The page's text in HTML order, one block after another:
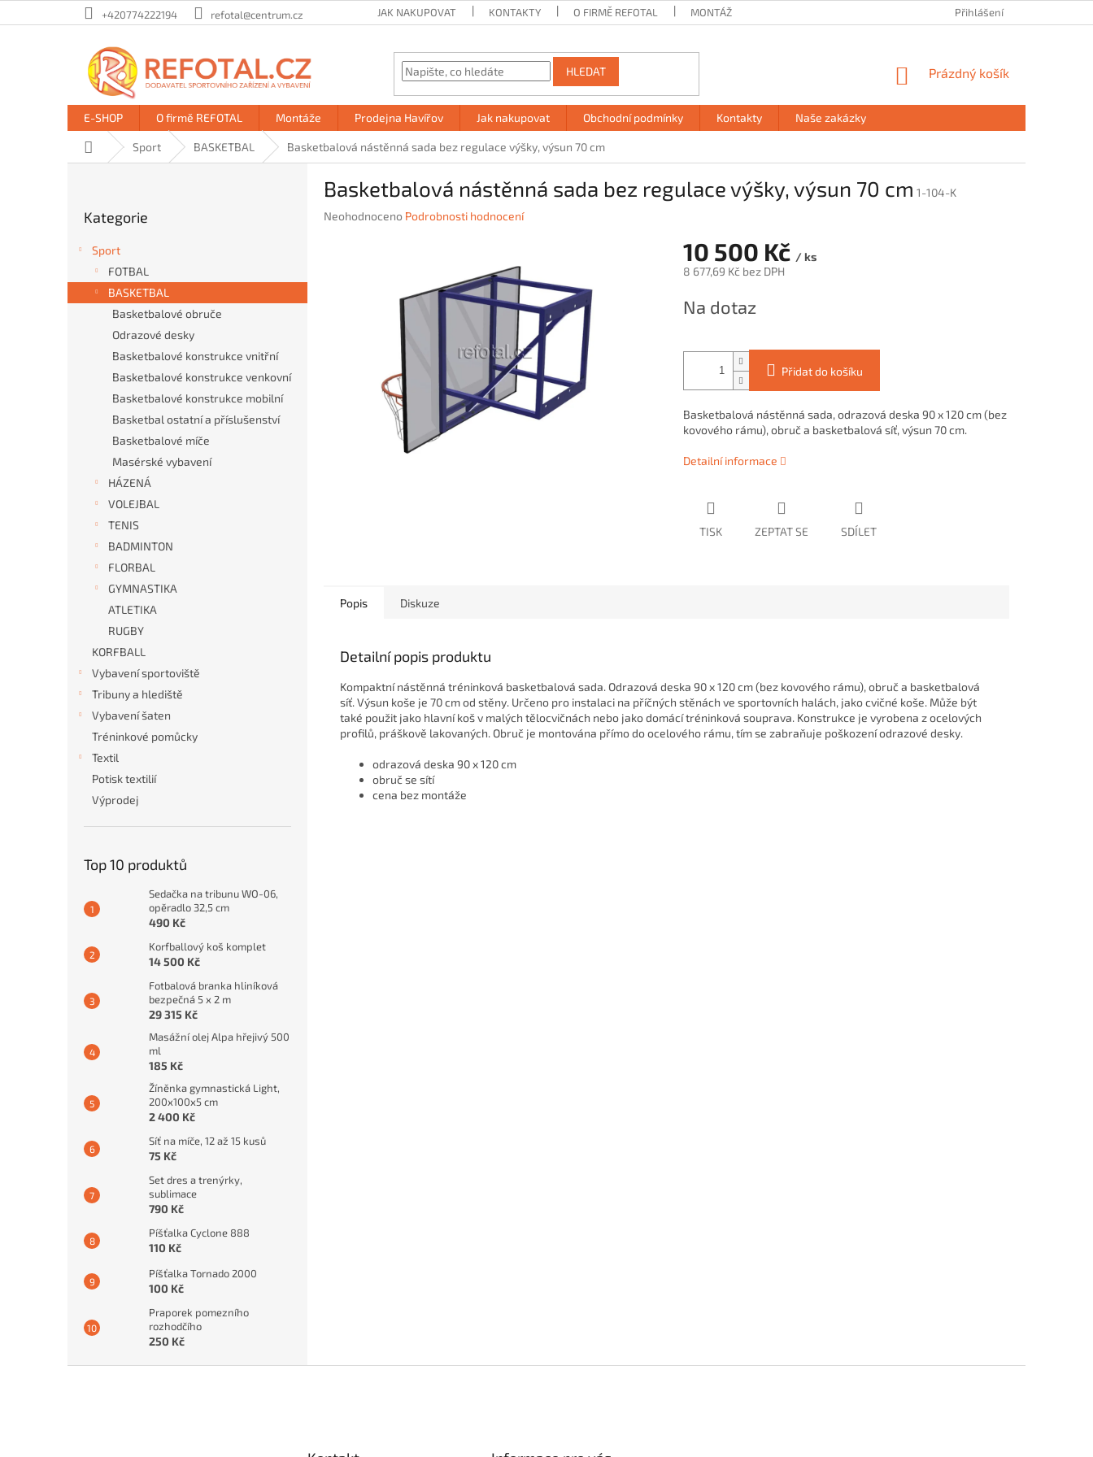
na
+420774222194 refotal@centrum.cz JAK NAKUPOVAT KONTAKTY O FIRMĚ REFOTAL MONTÁŽE PODMÍNKY OCHRANY OSOBNÍCH ÚDAJŮ
Přihlášení
HLEDAT
NÁKUPNÍ
Prázdný košík
E-SHOP O firmě REFOTAL Montáže Prodejna Havířov Jak nakupovat Obchodní podmínky Kontakty Naše zakázky
Domů Sport BASKETBAL Basketbalová nástěnná sada bez regulace výšky, výsun 70 cm
n
kategorie
Kategorie
Sport
FOTBAL
BASKETBAL
Basketbalové obruče
Odrazové desky
Basketbalové konstrukce vnitřní
Basketbalové konstrukce venkovní
Basketbalové konstrukce mobilní
Basketbal ostatní a příslušenství
Basketbalové míče
Masérské vybavení
HÁZENÁ
VOLEJBAL
TENIS
BADMINTON
FLORBAL
GYMNASTIKA
ATLETIKA
RUGBY
KORFBALL
Vybavení sportoviště
Tribuny a hlediště
Vybavení šaten
Tréninkové pomůcky
Textil
Potisk textilií
Výprodej
Top 10 produktů
Sedačka na tribunu WO-06,
opěradlo 32,5 cm
490 Kč
Korfballový koš komplet
14 500 Kč
Fotbalová branka hliníková
bezpečná 5 x 2 m
29 315 Kč
Masážní olej Alpa hřejivý 500
ml
185 Kč
Žíněnka gymnastická Light,
200x100x5 cm
2 400 Kč
Síť na míče, 12 až 15 kusů
75 Kč
Set dres a trenýrky,
sublimace
790 Kč
Píšťalka Cyclone 888
110 Kč
Píšťalka Tornado 2000
100 Kč
Praporek pomezního
rozhodčího
250 Kč
Basketbalová nástěnná sada bez regulace výšky, výsun 70 cm 1-104-K
Průměrné
Neohodnoceno Podrobnosti hodnocení
10 500 Kč / ks
8 677,69 Kč bez DPH
cena:
Na dotaz
Přidat do košíku
Basketbalová nástěnná sada, odrazová deska 90 x 120 cm (bez
kovového rámu), obruč a basketbalová síť, výsun 70 cm.
Detailní informace
TISK ZEPTAT SE SDÍLET
Popis Diskuze
Detailní popis produktu
Kompaktní nástěnná tréninková basketbalová sada. Odrazová deska 90 x 120 cm (bez kovového rámu), obruč a basketbalová
síť. Výsun koše je 70 cm od stěny. Určeno pro instalaci na příčných stěnách ve sportovních halách, jako cvičné koše. Může být
také použit jako hlavní koš v malých tělocvičnách nebo jako domácí tréninková souprava. Konstrukce je vyrobena z ocelových
profilů, práškově lakovaných. Obruč je montována přímo do ocelového rámu, tím se zabraňuje poškození odrazové desky.
odrazová deska 90 x 120 cm
obruč se sítí
cena bez montáže